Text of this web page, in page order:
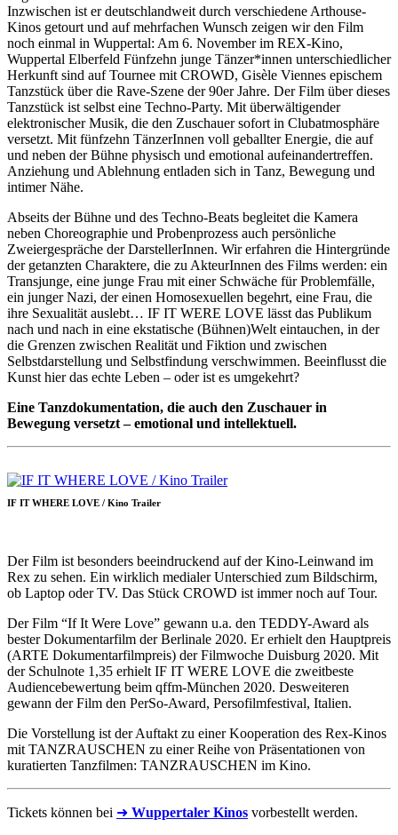
Inzwischen ist er deutschlandweit durch verschiedene Arthouse-
Kinos getourt und auf mehrfachen Wunsch zeigen wir den Film
noch einmal in Wuppertal: Am 6. November im REX-Kino,
Wuppertal Elberfeld Fünfzehn junge Tänzer*innen unterschiedlicher
Herkunft sind auf Tournee mit CROWD, Gisèle Viennes epischem
Tanzstück über die Rave-Szene der 90er Jahre. Der Film über dieses
Tanzstück ist selbst eine Techno-Party. Mit überwältigender
elektronischer Musik, die den Zuschauer sofort in Clubatmosphäre
versetzt. Mit fünfzehn TänzerInnen voll geballter Energie, die auf
und neben der Bühne physisch und emotional aufeinandertreffen.
Anziehung und Ablehnung entladen sich in Tanz, Bewegung und
intimer Nähe.
Abseits der Bühne und des Techno-Beats begleitet die Kamera
neben Choreographie und Probenprozess auch persönliche
Zweiergespräche der DarstellerInnen. Wir erfahren die Hintergründe
der getanzten Charaktere, die zu AkteurInnen des Films werden: ein
Transjunge, eine junge Frau mit einer Schwäche für Problemfälle,
ein junger Nazi, der einen Homosexuellen begehrt, eine Frau, die
ihre Sexualität auslebt… IF IT WERE LOVE lässt das Publikum
nach und nach in eine ekstatische (Bühnen)Welt eintauchen, in der
die Grenzen zwischen Realität und Fiktion und zwischen
Selbstdarstellung und Selbstfindung verschwimmen. Beeinflusst die
Kunst hier das echte Leben – oder ist es umgekehrt?
Eine Tanzdokumentation, die auch den Zuschauer in
Bewegung versetzt – emotional und intellektuell.
IF IT WHERE LOVE / Kino Trailer
Der Film ist besonders beeindruckend auf der Kino-Leinwand im
Rex zu sehen. Ein wirklich medialer Unterschied zum Bildschirm,
ob Laptop oder TV. Das Stück CROWD ist immer noch auf Tour.
Der Film “If It Were Love” gewann u.a. den TEDDY-Award als
bester Dokumentarfilm der Berlinale 2020. Er erhielt den Hauptpreis
(ARTE Dokumentarfilmpreis) der Filmwoche Duisburg 2020. Mit
der Schulnote 1,35 erhielt IF IT WERE LOVE die zweitbeste
Audiencebewertung beim qffm-München 2020. Desweiteren
gewann der Film den PerSo-Award, Persofilmfestival, Italien.
Die Vorstellung ist der Auftakt zu einer Kooperation des Rex-Kinos
mit TANZRAUSCHEN zu einer Reihe von Präsentationen von
kuratierten Tanzfilmen: TANZRAUSCHEN im Kino.
Tickets können bei ➜ Wuppertaler Kinos vorbestellt werden.